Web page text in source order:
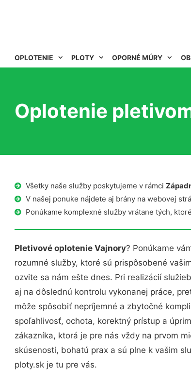
OPLOTENIE PLOTY OPORNÉ MÚRY
Oplotenie
Všetky naše služby poskytujeme v rámci
V našej ponuke nájdete aj brány na webovej
Ponúkame komplexné služby vrátane tých,
Pletivové oplotenie Vajnory? Ponúkame
rozumné služby, ktoré sú prispôsobené
ozvite sa nám ešte dnes. Pri realizácií
aj na dôslednú kontrolu vykonanej práce,
môže spôsobiť nepríjemné a zbytočné
spoľahlivosť, ochota, korektný prístup a
zákazníka, ktorá je pre nás vždy na prvom
skúsenosti, bohatú prax a sú plne k vašim
ploty.sk je tu pre vás.